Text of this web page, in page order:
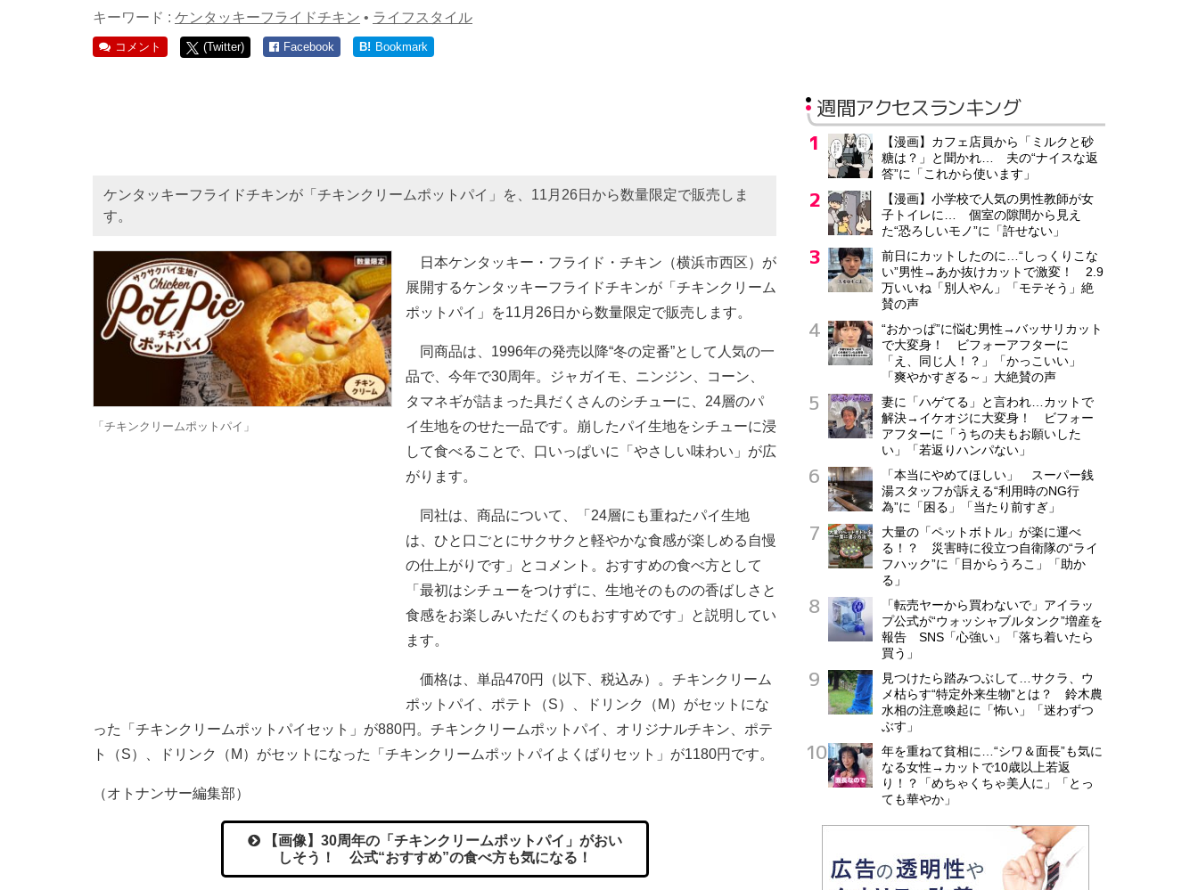
キーワード : ケンタッキーフライドチキン • ライフスタイル
コメント (Twitter) Facebook B! Bookmark
ケンタッキーフライドチキンが「チキンクリームポットパイ」を、11月26日から数量限定で販売しま
す。
「チキンクリームポットパイ」
日本ケンタッキー・フライド・チキン（横浜市西区）が
展開するケンタッキーフライドチキンが「チキンクリーム
ポットパイ」を11月26日から数量限定で販売します。
同商品は、1996年の発売以降“冬の定番”として人気の一
品で、今年で30周年。ジャガイモ、ニンジン、コーン、
タマネギが詰まった具だくさんのシチューに、24層のパ
イ生地をのせた一品です。崩したパイ生地をシチューに浸
して食べることで、口いっぱいに「やさしい味わい」が広
がります。
同社は、商品について、「24層にも重ねたパイ生地
は、ひと口ごとにサクサクと軽やかな食感が楽しめる自慢
の仕上がりです」とコメント。おすすめの食べ方として
「最初はシチューをつけずに、生地そのものの香ばしさと
食感をお楽しみいただくのもおすすめです」と説明してい
ます。
価格は、単品470円（以下、税込み）。チキンクリーム
ポットパイ、ポテト（S）、ドリンク（M）がセットにな
った「チキンクリームポットパイセット」が880円。チキンクリームポットパイ、オリジナルチキン、ポテ
ト（S）、ドリンク（M）がセットになった「チキンクリームポットパイよくばりセット」が1180円です。
（オトナンサー編集部）
【画像】30周年の「チキンクリームポットパイ」がおい
しそう！ 公式“おすすめ”の食べ方も気になる！
週間アクセスランキング
【漫画】カフェ店員から「ミルクと砂
糖は？」と聞かれ… 夫の“ナイスな返
答”に「これから使います」
【漫画】小学校で人気の男性教師が女
子トイレに… 個室の隙間から見え
た“恐ろしいモノ”に「許せない」
前日にカットしたのに…“しっくりこな
い”男性→あか抜けカットで激変！ 2.9
万いいね「別人やん」「モテそう」絶
賛の声
“おかっぱ”に悩む男性→バッサリカット
で大変身！ ビフォーアフターに
「え、同じ人！？」「かっこいい」
「爽やかすぎる～」大絶賛の声
妻に「ハゲてる」と言われ…カットで
解決→イケオジに大変身！ ビフォー
アフターに「うちの夫もお願いした
い」「若返りハンパない」
「本当にやめてほしい」 スーパー銭
湯スタッフが訴える“利用時のNG行
為”に「困る」「当たり前すぎ」
大量の「ペットボトル」が楽に運べ
る！？ 災害時に役立つ自衛隊の“ライ
フハック”に「目からうろこ」「助か
る」
「転売ヤーから買わないで」アイラッ
プ公式が“ウォッシャブルタンク”増産を
報告 SNS「心強い」「落ち着いたら
買う」
見つけたら踏みつぶして…サクラ、ウ
メ枯らす“特定外来生物”とは？ 鈴木農
水相の注意喚起に「怖い」「迷わずつ
ぶす」
年を重ねて貧相に…“シワ＆面長”も気に
なる女性→カットで10歳以上若返
り！？「めちゃくちゃ美人に」「とっ
ても華やか」